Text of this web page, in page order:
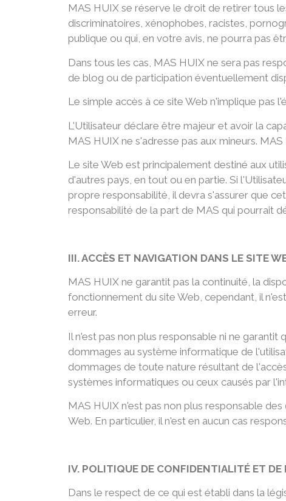
MAS HUIX se réserve le droit de retirer tous
discriminatoires, xénophobes, racistes,
publique ou qui, en votre avis, ne pourra pas
Dans tous les cas, MAS HUIX ne sera pas
de blog ou de participation éventuellement
Le simple accès à ce site Web n'implique pas
L'Utilisateur déclare être majeur et avoir la
MAS HUIX ne s'adresse pas aux mineurs.
Le site Web est principalement destiné aux
d'autres pays, en tout ou en partie. Si
propre responsabilité, il devra s'assurer que
responsabilité de la part de MAS qui pourrait
III. ACCÈS ET NAVIGATION DANS LE SITE
MAS HUIX ne garantit pas la continuité, la
fonctionnement du site Web, cependant, il
erreur.
Il n'est pas non plus responsable ni ne
dommages au système informatique de
dommages de toute nature résultant de
systèmes informatiques ou ceux causés par
MAS HUIX n'est pas non plus responsable
Web. En particulier, il n'est en aucun cas
IV. POLITIQUE DE CONFIDENTIALITÉ ET
Dans le respect de ce qui est établi dans la